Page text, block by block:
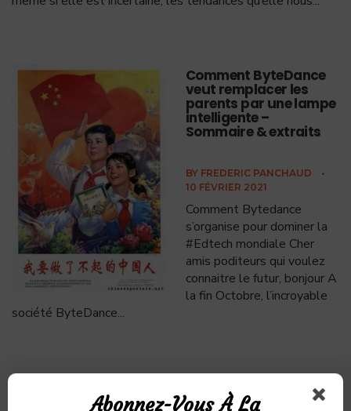
Comment ByteDance
veut remplacer les
parents par une lampe
intelligente –
Sommaire & extraits
BY FREDERIC PANCHAUD
•
10 FÉVRIER 2021
Comment Bytedance
s’organise pour dominer la
#Edtech mondiale Cher
amis poditeurs qui voulez
connaitre le futur, bonjour A
la fin Octobre, l’incroyable
société ByteDance...
Comment TikTok
façonne les
Abonnez-Vous À La